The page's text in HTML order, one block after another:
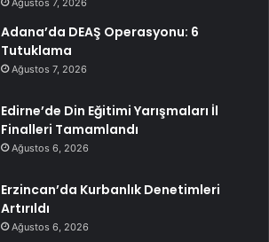
Ağustos 7, 2026
Adana’da DEAŞ Operasyonu: 6
Tutuklama
Ağustos 7, 2026
Edirne’de Din Eğitimi Yarışmaları İl
Finalleri Tamamlandı
Ağustos 6, 2026
Erzincan’da Kurbanlık Denetimleri
Artırıldı
Ağustos 6, 2026